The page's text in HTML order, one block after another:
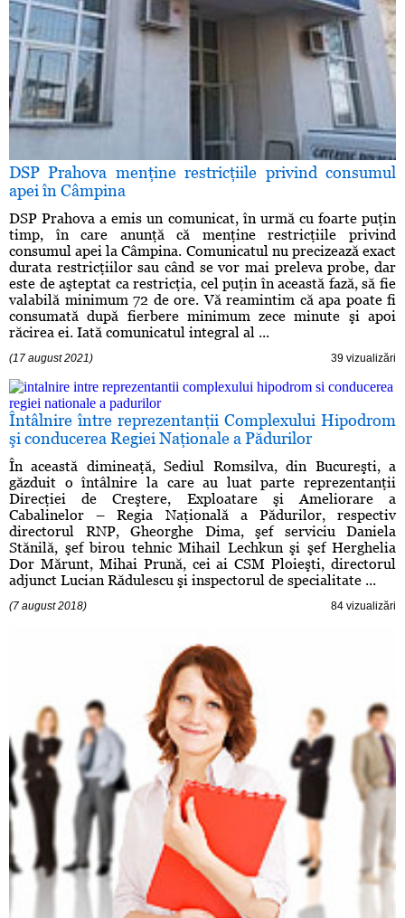
DSP Prahova menţine restricţiile privind consumul
apei în Câmpina
DSP Prahova a emis un comunicat, în urmă cu foarte puţin
timp, în care anunţă că menţine restricţiile privind
consumul apei la Câmpina. Comunicatul nu precizează exact
durata restricţiilor sau când se vor mai preleva probe, dar
este de aşteptat ca restricţia, cel puţin în această fază, să fie
valabilă minimum 72 de ore. Vă reamintim că apa poate fi
consumată după fierbere minimum zece minute şi apoi
răcirea ei. Iată comunicatul integral al ...
(17 august 2021) 39 vizualizări
Întâlnire între reprezentanţii Complexului Hipodrom
şi conducerea Regiei Naţionale a Pădurilor
În această dimineaţă, Sediul Romsilva, din Bucureşti, a
găzduit o întâlnire la care au luat parte reprezentanţii
Direcţiei de Creştere, Exploatare şi Ameliorare a
Cabalinelor – Regia Naţională a Pădurilor, respectiv
directorul RNP, Gheorghe Dima, şef serviciu Daniela
Stănilă, şef birou tehnic Mihail Lechkun şi şef Herghelia
Dor Mărunt, Mihai Prună, cei ai CSM Ploieşti, directorul
adjunct Lucian Rădulescu şi inspectorul de specialitate ...
(7 august 2018) 84 vizualizări